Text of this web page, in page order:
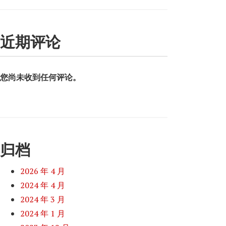
近期评论
您尚未收到任何评论。
归档
2026 年 4 月
2024 年 4 月
2024 年 3 月
2024 年 1 月